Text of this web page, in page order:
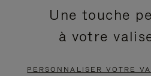
EN
PAUSE,
APPUYEZ
VIDÉO
EST
Une touche
à votre
PERSONNALISER VOTRE